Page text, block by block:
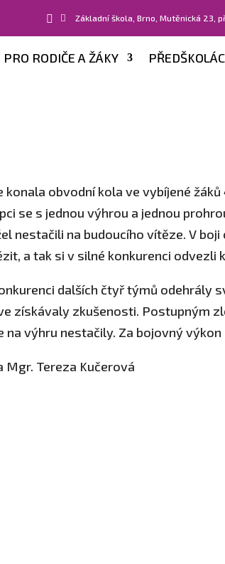
  Základní škola, Brno, Mutěnická 23,
PRO RODIČE A ŽÁKY
obvodní kola ve vybíjené žáků
se s jednou výhrou a jednou
nestačili na budoucího vítěze. V
a tak si v silné konkurenci odvezli
dalších čtyř týmů odehrály
získávaly zkušenosti. Postupným
výhru nestačily. Za bojovný
Mgr. Tereza Kučerová